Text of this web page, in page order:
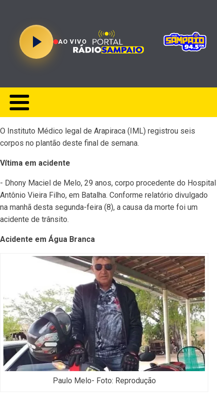
AO VIVO
O Instituto Médico legal de Arapiraca (IML) registrou seis
corpos no plantão deste final de semana.
Vítima em acidente
- Dhony Maciel de Melo, 29 anos, corpo procedente do Hospital
Antônio Vieira Filho, em Batalha. Conforme relatório divulgado
na manhã desta segunda-feira (8), a causa da morte foi um
acidente de trânsito.
Acidente em Água Branca
Paulo Melo- Foto: Reprodução